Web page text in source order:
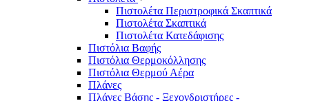
Πιστολέτα Περιστροφικά Σκαπτικά
Πιστολέτα Σκαπτικά
Πιστολέτα Κατεδάφισης
Πιστόλια Βαφής
Πιστόλια Θερμοκόλλησης
Πιστόλια Θερμού Αέρα
Πλάνες
Πλάνες Βάσης - Ξεχονδριστήρες -